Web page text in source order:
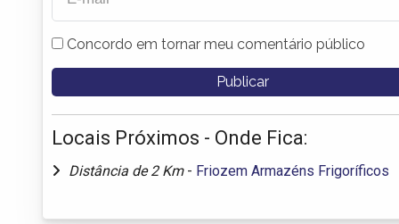
Concordo em tornar meu comentário público
Locais Próximos - Onde Fica:
Distância de 2 Km - Friozem Armazéns Frigoríficos